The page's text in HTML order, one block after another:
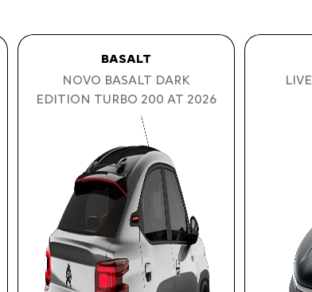
BASALT
NOVO BASALT DARK
EDITION TURBO 200 AT 2026